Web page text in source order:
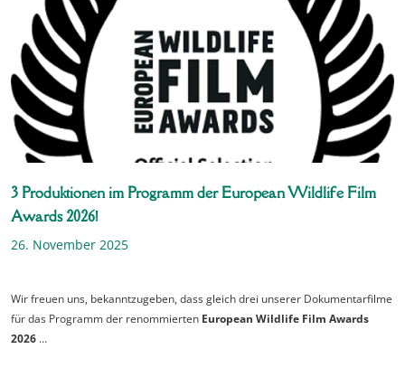
3 Produktionen im Programm der European Wildlife Film
Awards 2026!
26. November 2025
Wir freuen uns, bekanntzugeben, dass gleich drei unserer Dokumentarfilme
für das Programm der renommierten European Wildlife Film Awards
2026 …